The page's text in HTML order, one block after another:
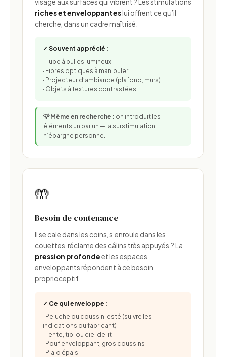
riches et enveloppanteslui offrent ce qu’il
cherche, dans un cadre maîtrisé.
✓ Souvent apprécié :
· Tube à bulles lumineux
· Fibres optiques à manipuler
· Projecteur d’ambiance (plafond, murs)
· Objets à textures contrastées
💡 Même en recherche : on introduit les
éléments un par un — la surstimulation
n’épargne personne.
🤲
Besoin de contenance
Il se cale dans les coins, s’enroule dans les
couettes, réclame des câlins très appuyés ? La
pression profondeet les espaces
enveloppants répondent à ce besoin
proprioceptif.
✓ Ce qui enveloppe :
· Peluche ou coussin lesté (suivre les
indications du fabricant)
· Tente, tipi ou ciel de lit
· Pouf enveloppant, gros coussins
· Plaid épais